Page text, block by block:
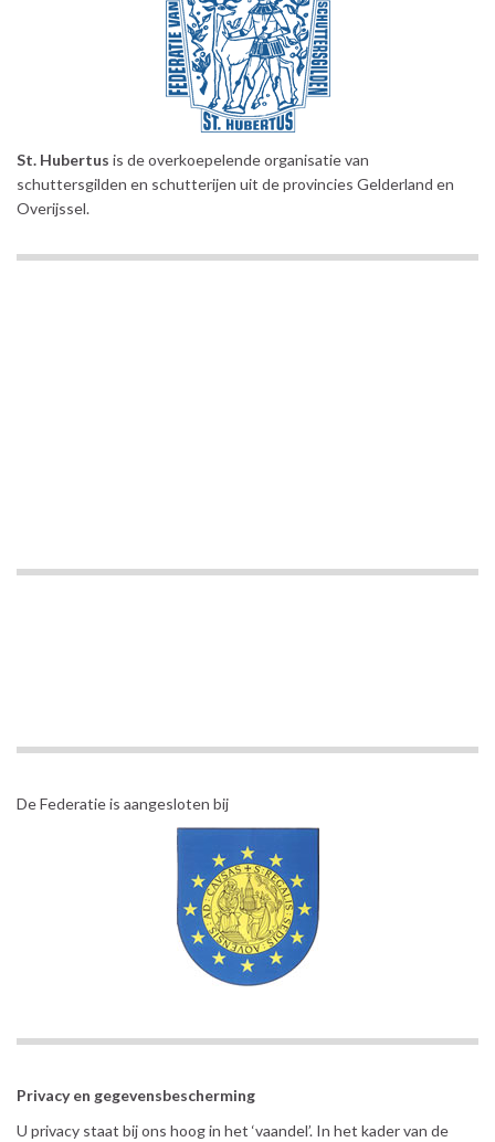
St. Hubertus is de overkoepelende organisatie van
schuttersgilden en schutterijen uit de provincies Gelderland en
Overijssel.
De Federatie is aangesloten bij
Privacy en gegevensbescherming
U privacy staat bij ons hoog in het ‘vaandel’. In het kader van de